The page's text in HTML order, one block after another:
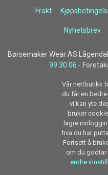
Frakt
Nyhetsbrev
Børsemaker Wear AS
99 30 06 -
Vår nettbutikk
du får en
vi kan yte
bruker
lagre
hva du har
Fortsett å
om du godtar
endre